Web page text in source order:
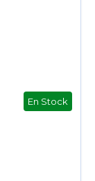
En Stock